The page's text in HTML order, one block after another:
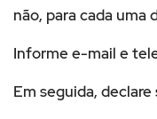
não, para cada uma
Informe e-mail e
Em seguida, declare